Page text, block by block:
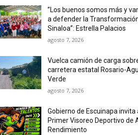
”Los buenos somos más y
a defender la
Sinaloa”: Estrella Palacios
agosto 7, 2026
Vuelca camión de carga
carretera estatal Rosario-
Verde
agosto 7, 2026
Gobierno de Escuinapa invita
Primer Visoreo Deportivo de
Rendimiento